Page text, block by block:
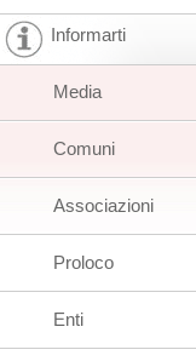
Informarti
Media
Comuni
Associazioni
Proloco
Enti